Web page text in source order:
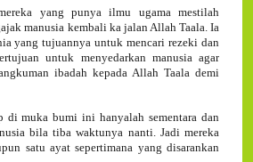
yang punya ilmu ugama mestilah
manusia kembali ka jalan Allah Taala. Ia
yang tujuannya untuk mencari rezeki dan
untuk menyedarkan manusia agar
ibadah kepada Allah Taala demi
muka bumi ini hanyalah sementara dan
bila tiba waktunya nanti. Jadi mereka
satu ayat sepertimana yang disarankan